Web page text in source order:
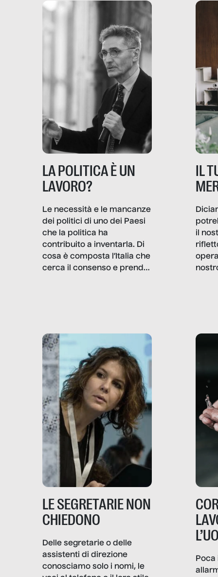
minori. […]
LA POLITICA È UN
LAVORO?
Le necessità e le mancanze
dei politici di uno dei Paesi
che la politica ha
contribuito a inventarla. Di
cosa è composta l’Italia che
cerca il consenso e prende
IL
il
LE SEGRETARIE NON
CHIEDONO
Delle segretarie o delle
assistenti di direzione
conosciamo solo i nomi, le